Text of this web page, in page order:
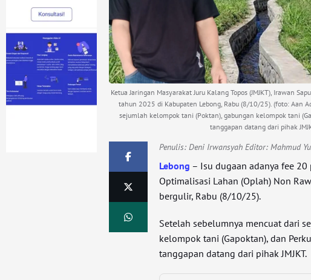
Ketua Jaringan Masyarakat Juru Kalang Topos (JMJKT), Irawan
tahun 2025 di Kabupaten Lebong, Rabu (8/10/25). (foto: Aan
sejumlah kelompok tani (Poktan), gabungan kelompok tani
tanggapan datang dari pihak
Penulis:Deni Irwansyah Editor: Mahmud
Lebong – Isu dugaan adanya fee
Optimalisasi Lahan (Oplah) Non
bergulir, Rabu (8/10/25).
Setelah sebelumnya mencuat dari
kelompok tani (Gapoktan), dan
tanggapan datang dari pihak JMJKT.